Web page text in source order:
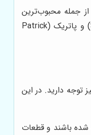
جمله محبوب‌ترین
عروسک‌های شخصیت‌های کارتونی می‌توان به عروسک‌های میکی موس (Mickey Mouse)، مینی موس (Minnie Mouse)، باب اسفنجی (SpongeBob SquarePants) و پاتریک (Patrick
توجه دارید. در این
باشند و قطعات